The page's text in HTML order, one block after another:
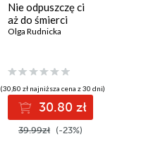
Nie odpuszczę ci
aż do śmierci
Olga Rudnicka
(30,80 zł najniższa cena z 30 dni)
30.80 zł
39.99zł (-23%)